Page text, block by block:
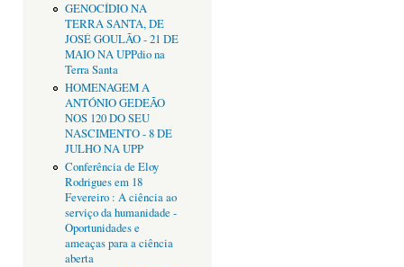
GENOCÍDIO NA
TERRA SANTA, DE
JOSÉ GOULÃO - 21 DE
MAIO NA UPPdio na
Terra Santa
HOMENAGEM A
ANTÓNIO GEDEÃO
NOS 120 DO SEU
NASCIMENTO - 8 DE
JULHO NA UPP
Conferência de Eloy
Rodrigues em 18
Fevereiro : A ciência ao
serviço da humanidade -
Oportunidades e
ameaças para a ciência
aberta